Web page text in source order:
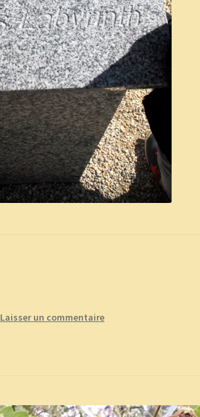
Laisser un commentaire